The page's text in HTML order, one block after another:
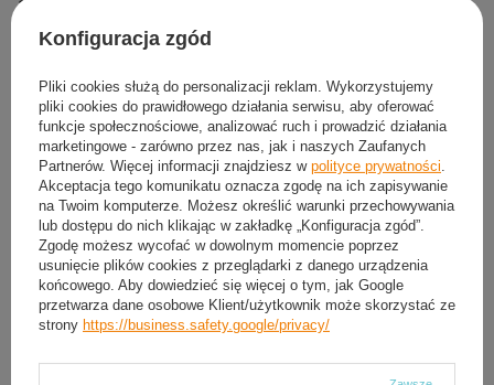
114,24 zł
XS L
Konfiguracja zgód
Pliki cookies służą do personalizacji reklam. Wykorzystujemy
pliki cookies do prawidłowego działania serwisu, aby oferować
funkcje społecznościowe, analizować ruch i prowadzić działania
marketingowe - zarówno przez nas, jak i naszych Zaufanych
Partnerów. Więcej informacji znajdziesz w polityce prywatności
Akceptacja tego komunikatu oznacza zgodę na ich zapisywanie
na Twoim komputerze. Możesz określić warunki przechowywania
lub dostępu do nich klikając w zakładkę „Konfiguracja zgód”.
Zgodę możesz wycofać w dowolnym momencie poprzez
usunięcie plików cookies z przeglądarki z danego urządzenia
końcowego. Aby dowiedzieć się więcej o tym, jak Google
przetwarza dane osobowe Klient/użytkownik może skorzystać ze
strony https://business.safety.google/privacy/